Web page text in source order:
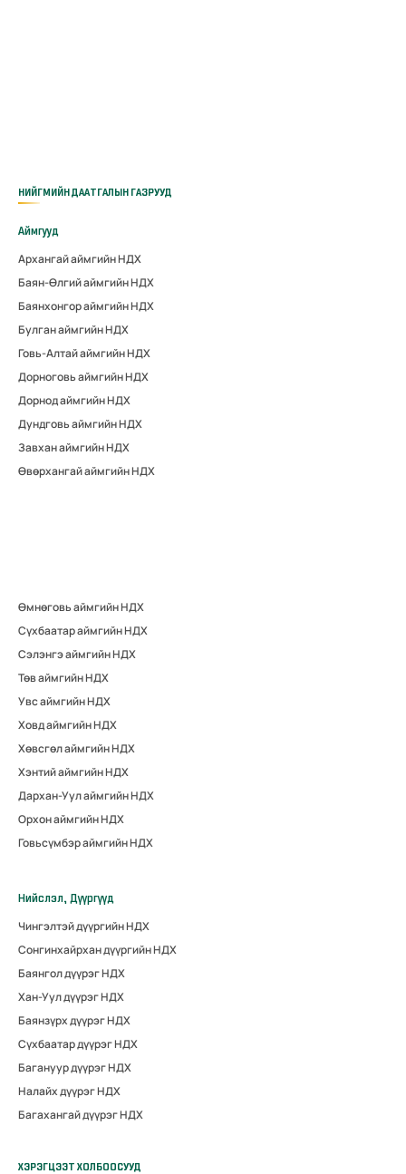
НИЙГМИЙН ДААТГАЛЫН ГАЗРУУД
Аймгууд
Архангай аймгийн НДХ
Баян-Өлгий аймгийн НДХ
Баянхонгор аймгийн НДХ
Булган аймгийн НДХ
Говь-Алтай аймгийн НДХ
Дорноговь аймгийн НДХ
Дорнод аймгийн НДХ
Дундговь аймгийн НДХ
Завхан аймгийн НДХ
Өвөрхангай аймгийн НДХ
Өмнөговь аймгийн НДХ
Сүхбаатар аймгийн НДХ
Сэлэнгэ аймгийн НДХ
Төв аймгийн НДХ
Увс аймгийн НДХ
Ховд аймгийн НДХ
Хөвсгөл аймгийн НДХ
Хэнтий аймгийн НДХ
Дархан-Уул аймгийн НДХ
Орхон аймгийн НДХ
Говьсүмбэр аймгийн НДХ
Нийслэл, Дүүргүүд
Чингэлтэй дүүргийн НДХ
Сонгинхайрхан дүүргийн НДХ
Баянгол дүүрэг НДХ
Хан-Уул дүүрэг НДХ
Баянзүрх дүүрэг НДХ
Сүхбаатар дүүрэг НДХ
Багануур дүүрэг НДХ
Налайх дүүрэг НДХ
Багахангай дүүрэг НДХ
ХЭРЭГЦЭЭТ ХОЛБООСУУД